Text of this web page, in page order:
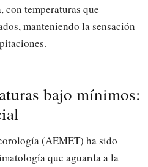
con temperaturas que
manteniendo la sensación
bajo mínimos:
(AEMET) ha sido
que aguarda a la